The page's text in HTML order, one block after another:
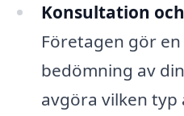
Konsultation
Företagen gör
bedömning av
avgöra vilken typ